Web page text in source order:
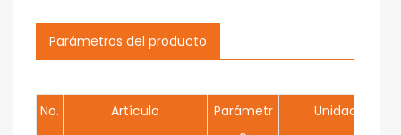
Parámetros del producto
No. Artículo
Parámetr
Unidad